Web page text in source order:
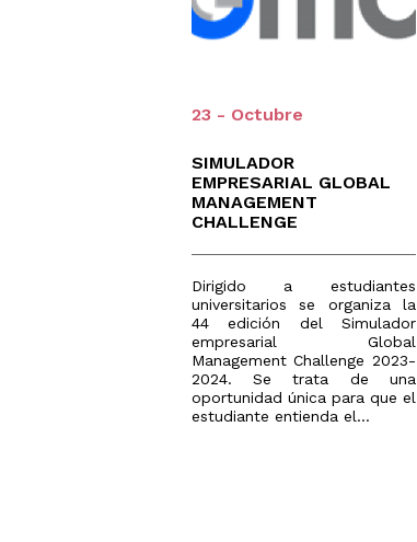
23 - Octubre
SIMULADOR
EMPRESARIAL GLOBAL
MANAGEMENT
CHALLENGE
Dirigido a estudiantes
universitarios se organiza la
44 edición del Simulador
empresarial Global
Management Challenge 2023-
2024. Se trata de una
oportunidad única para que el
estudiante entienda el...